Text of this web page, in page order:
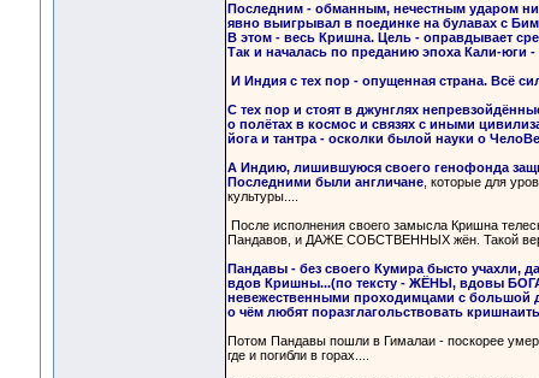
Последним - обманным, нечестным ударом
явно выигрывал в поединке на булавах с
В этом - весь Кришна. Цель - оправдывает
Так и началась по преданию эпоха Кали-юги
И Индия с тех пор - опущенная страна. Всё
С тех пор и стоят в джунглях
о полётах в космос и связях с иными
йога и тантра - осколки былой науки о
А Индию, лишившуюся своего генофонда
Последними были англичане, которые для
культуры....
После исполнения своего замысла Кришна
Пандавов, и ДАЖЕ СОБСТВЕННЫХ жён. Такой
Пандавы - без своего Кумира бысто учахли,
вдов Кришны...(по тексту - ЖЁНЫ, вдовы
невежественными проходимцами с большой
о чём любят поразглагольствовать
Потом Пандавы пошли в Гималаи - поскорее
где и погибли в горах....